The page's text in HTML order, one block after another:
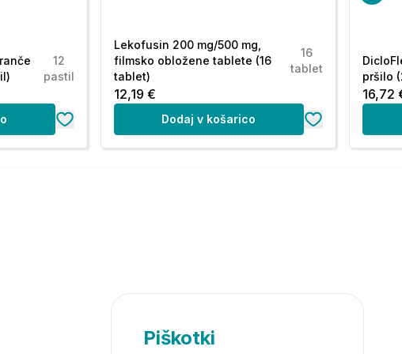
12
pastil
Lekofusin 200 mg/500 mg,
filmsko obložene tablete (16
tablet)
16
tablet
12,19 €
Dodaj v košarico
pršilo
16,72
Piškotki